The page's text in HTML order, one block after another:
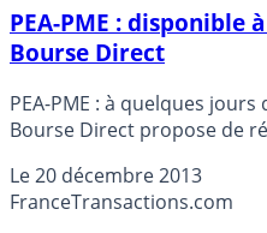
PEA-PME : disponible
Bourse Direct
PEA-PME : à quelques
Bourse Direct propose de
Le20 décembre 2013
FranceTransactions.com